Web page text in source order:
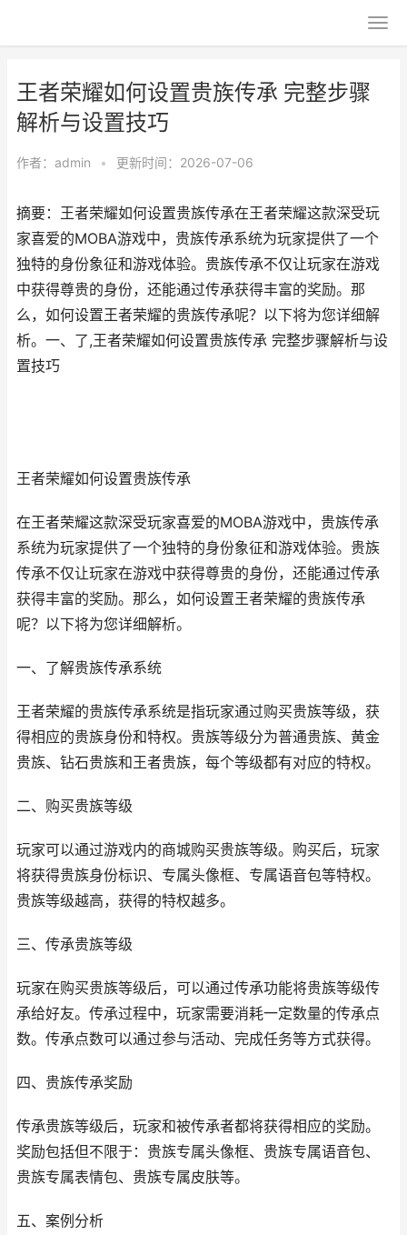
王者荣耀如何设置贵族传承 完整步骤
解析与设置技巧
作者： admin • 更新时间：2026-07-06
摘要：王者荣耀如何设置贵族传承在王者荣耀这款深受玩
家喜爱的MOBA游戏中，贵族传承系统为玩家提供了一个
独特的身份象征和游戏体验。贵族传承不仅让玩家在游戏
中获得尊贵的身份，还能通过传承获得丰富的奖励。那
么，如何设置王者荣耀的贵族传承呢？以下将为您详细解
析。一、了,王者荣耀如何设置贵族传承 完整步骤解析与设
置技巧
王者荣耀如何设置贵族传承
在王者荣耀这款深受玩家喜爱的MOBA游戏中，贵族传承
系统为玩家提供了一个独特的身份象征和游戏体验。贵族
传承不仅让玩家在游戏中获得尊贵的身份，还能通过传承
获得丰富的奖励。那么，如何设置王者荣耀的贵族传承
呢？以下将为您详细解析。
一、了解贵族传承系统
王者荣耀的贵族传承系统是指玩家通过购买贵族等级，获
得相应的贵族身份和特权。贵族等级分为普通贵族、黄金
贵族、钻石贵族和王者贵族，每个等级都有对应的特权。
二、购买贵族等级
玩家可以通过游戏内的商城购买贵族等级。购买后，玩家
将获得贵族身份标识、专属头像框、专属语音包等特权。
贵族等级越高，获得的特权越多。
三、传承贵族等级
玩家在购买贵族等级后，可以通过传承功能将贵族等级传
承给好友。传承过程中，玩家需要消耗一定数量的传承点
数。传承点数可以通过参与活动、完成任务等方式获得。
四、贵族传承奖励
传承贵族等级后，玩家和被传承者都将获得相应的奖励。
奖励包括但不限于：贵族专属头像框、贵族专属语音包、
贵族专属表情包、贵族专属皮肤等。
五、案例分析